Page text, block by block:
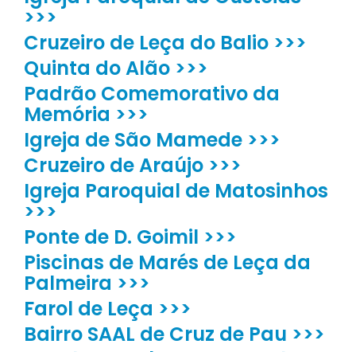
>>>
Cruzeiro de Leça do Balio >>>
Quinta do Alão >>>
Padrão Comemorativo da
Memória >>>
Igreja de São Mamede >>>
Cruzeiro de Araújo >>>
Igreja Paroquial de Matosinhos
>>>
Ponte de D. Goimil >>>
Piscinas de Marés de Leça da
Palmeira >>>
Farol de Leça >>>
Bairro SAAL de Cruz de Pau >>>